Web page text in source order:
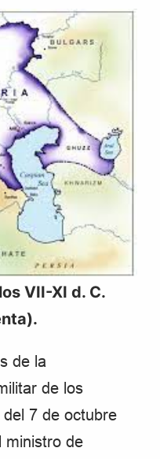
VII-XI d. C.
de la
de los
7 de octubre
ministro de